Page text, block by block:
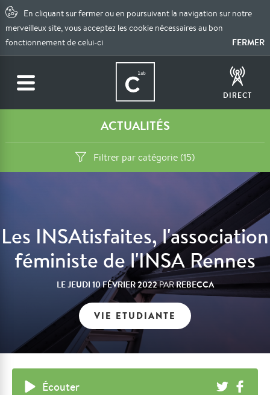
En cliquant sur fermer ou en poursuivant la navigation sur notre
merveilleux site, vous acceptez les cookie nécessaires au bon
fonctionnement de celui-ci
FERMER
DIRECT
ACTUALITÉS
Filtrer par catégorie (15)
Les INSAtisfaites, l'association
féministe de l'INSA Rennes
LEJEUDI 10 FÉVRIER 2022PARREBECCA
VIE ETUDIANTE
Écouter